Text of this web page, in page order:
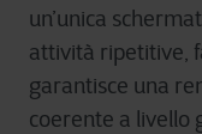
un’unica
attività ripetitive,
garantisce una
coerente a livello